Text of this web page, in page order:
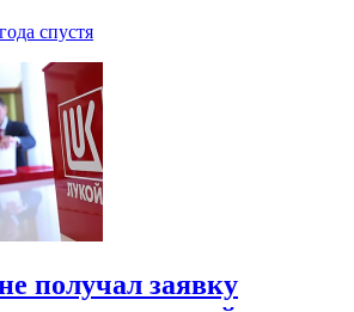
спустя
получал заявку